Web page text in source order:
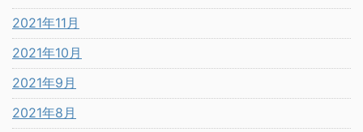
2021年11月
2021年10月
2021年9月
2021年8月